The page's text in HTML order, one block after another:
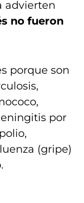
advierten
no fueron
porque son
por
(gripe)